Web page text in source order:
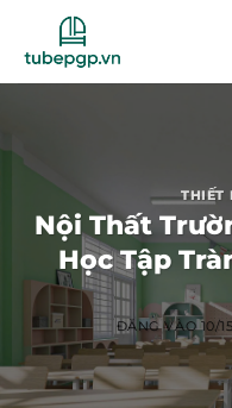
THIẾT
Nội Thất
Học Tập
ĐĂNG VÀO10/